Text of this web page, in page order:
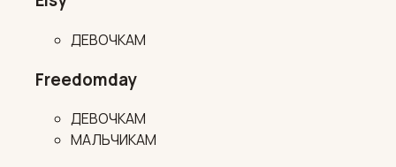
ДЕВОЧКАМ
Freedomday
ДЕВОЧКАМ
МАЛЬЧИКАМ